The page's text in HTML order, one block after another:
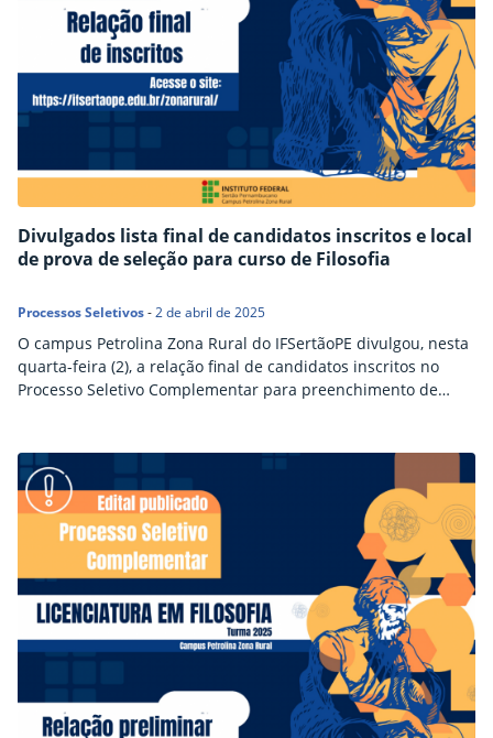
Divulgados lista final de candidatos inscritos e local
de prova de seleção para curso de Filosofia
Processos Seletivos-2 de abril de 2025
O campus Petrolina Zona Rural do IFSertãoPE divulgou, nesta
quarta-feira (2), a relação final de candidatos inscritos no
Processo Seletivo Complementar para preenchimento de
prova escrita, a ser realizada no dia 5 de abril, às 8h, na Sala
2 da Reitoria do…